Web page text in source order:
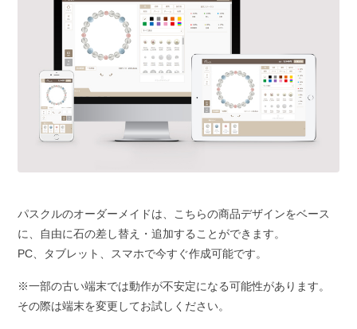
パスクルのオーダーメイドは、こちらの商品デザインをベース
に、自由に石の差し替え・追加することができます。
PC、タブレット、スマホで今すぐ作成可能です。
※一部の古い端末では動作が不安定になる可能性があります。
その際は端末を変更してお試しください。